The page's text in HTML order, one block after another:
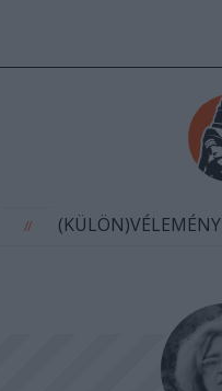
// (KÜLÖN)VÉLEMÉNY